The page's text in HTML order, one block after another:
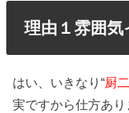
理由１雰囲
はい、いきなり“厨
実ですから仕方あ